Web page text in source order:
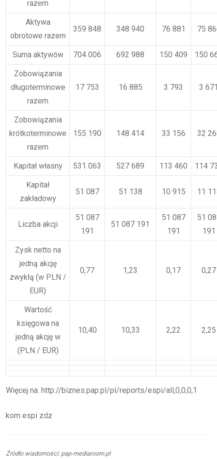
razem
Aktywa
obrotowe razem
359 848 348 940 76 881 75
Suma aktywów 704 006 692 988 150 409 150
Zobowiązania
długoterminowe
razem
17 753 16 885 3 793 3
Zobowiązania
krótkoterminowe
razem
155 190 148 414 33 156 32
Kapitał własny 531 063 527 689 113 460 114
Kapitał
zakładowy
51 087 51 138 10 915 11
Liczba akcji
51 087
191
51 087 191
51 087
191
51
191
Zysk netto na
jedną akcję
zwykłą (w PLN /
EUR)
0,77 1,23 0,17 0,27
Wartość
księgowa na
jedną akcję w
(PLN / EUR)
10,40 10,33 2,22 2,25
Więcej na: http://biznes.pap.pl/pl/reports/espi/all,0,0,0,1
kom espi zdz
Źródło wiadomości: pap-mediaroom.pl